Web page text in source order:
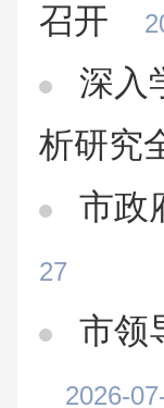
召开
深入
析研究
市政
27
市领
2026-